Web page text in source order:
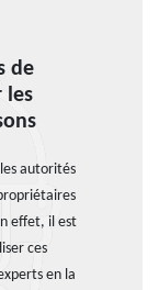
de
les
autorités
effet, il est
ces
en la